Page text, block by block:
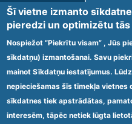
Nodrošinām vides
funkcionāliem
Jaunķemeri”, Kolkas ielā
piekļūstamība personām
tādejādi nodrošinot
2009.gada 20.janvāra
obligātajām prasībām
struktūrvienībām”
Šī vietne izmanto
pieredzi un optimizētu
Nospiežot “Piekrītu visam” , Jūs
sīkdatņu) izmantošanai. Savu
mainot Sīkdatņu iestatījumus.
nepieciešamas šīs tīmekļa
sīkdatnes tiek apstrādātas,
interesēm, tāpēc netiek lūgta